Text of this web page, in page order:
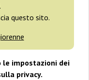
questo sito.
le impostazioni dei
privacy.